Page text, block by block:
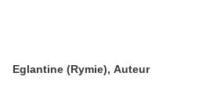
Eglantine (Rymie), Auteur